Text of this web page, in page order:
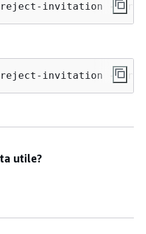
reject-invitation --
invitation --
utile?